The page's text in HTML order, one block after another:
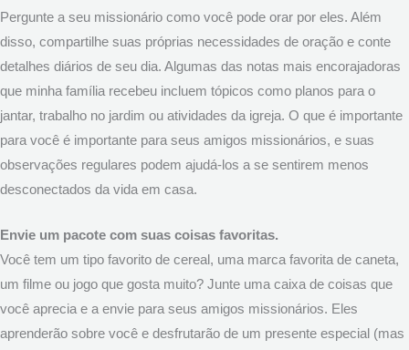
Pergunte a seu missionário como você pode orar por eles. Além
disso, compartilhe suas próprias necessidades de oração e conte
detalhes diários de seu dia. Algumas das notas mais encorajadoras
que minha família recebeu incluem tópicos como planos para o
jantar, trabalho no jardim ou atividades da igreja. O que é importante
para você é importante para seus amigos missionários, e suas
observações regulares podem ajudá-los a se sentirem menos
desconectados da vida em casa.
Envie um pacote com suas coisas favoritas.
Você tem um tipo favorito de cereal, uma marca favorita de caneta,
um filme ou jogo que gosta muito? Junte uma caixa de coisas que
você aprecia e a envie para seus amigos missionários. Eles
aprenderão sobre você e desfrutarão de um presente especial (mas